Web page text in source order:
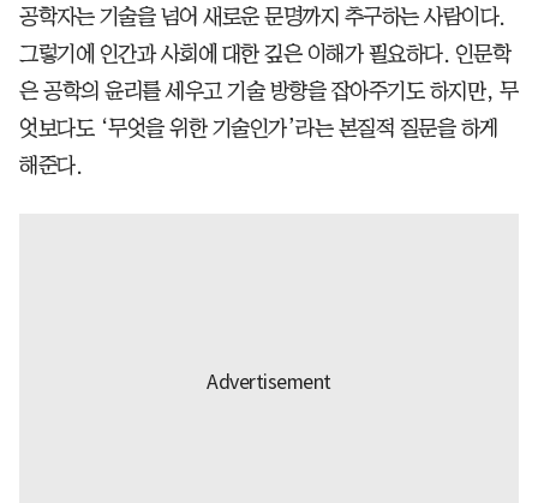
공학자는 기술을 넘어 새로운 문명까지 추구하는 사람이다.
그렇기에 인간과 사회에 대한 깊은 이해가 필요하다. 인문학
은 공학의 윤리를 세우고 기술 방향을 잡아주기도 하지만, 무
엇보다도 ‘무엇을 위한 기술인가’라는 본질적 질문을 하게
해준다.